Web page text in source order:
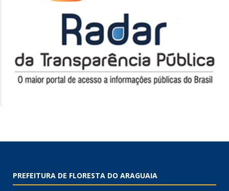
PREFEITURA DE FLORESTA DO ARAGUAIA